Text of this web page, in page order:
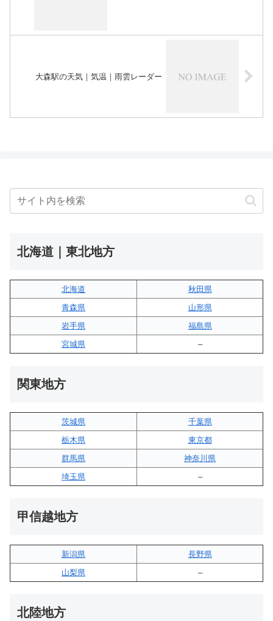
大森駅の天気｜気温｜雨雲レーダー
北海道｜東北地方
北海道
秋田県
青森県
山形県
岩手県
福島県
宮城県
–
関東地方
茨城県
千葉県
栃木県
東京都
群馬県
神奈川県
埼玉県
–
甲信越地方
新潟県
長野県
山梨県
–
北陸地方